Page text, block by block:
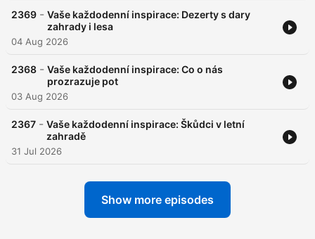
2369 - Vaše každodenní inspirace: Dezerty s dary
zahrady i lesa
04 Aug 2026
2368 - Vaše každodenní inspirace: Co o nás
prozrazuje pot
03 Aug 2026
2367 - Vaše každodenní inspirace: Škůdci v letní
zahradě
31 Jul 2026
Show more episodes